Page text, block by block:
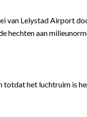
van Lelystad Airport
hechten aan
het luchtruim is